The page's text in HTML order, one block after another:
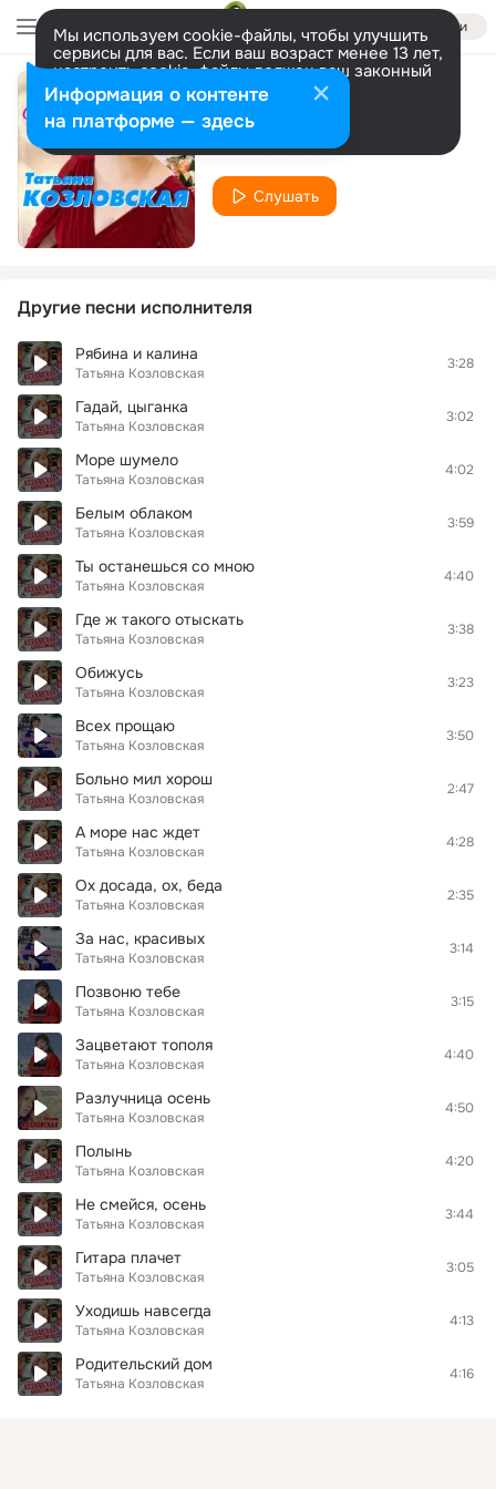
Войти
Мы используем cookie-файлы, чтобы улучшить
сервисы для вас. Если ваш возраст менее 13 лет,
настроить cookie-файлы должен ваш законный
представитель. Больше информации
Разрешить все Настроить
Суженый мой
Татьяна Козловская
Слушать
Другие песни исполнителя
Рябина и калина
Татьяна Козловская
3:28
Гадай, цыганка
Татьяна Козловская
3:02
Море шумело
Татьяна Козловская
4:02
Белым облаком
Татьяна Козловская
3:59
Ты останешься со мною
Татьяна Козловская
4:40
Где ж такого отыскать
Татьяна Козловская
3:38
Обижусь
Татьяна Козловская
3:23
Всех прощаю
Татьяна Козловская
3:50
Больно мил хорош
Татьяна Козловская
2:47
А море нас ждет
Татьяна Козловская
4:28
Ох досада, ох, беда
Татьяна Козловская
2:35
За нас, красивых
Татьяна Козловская
3:14
Позвоню тебе
Татьяна Козловская
3:15
Зацветают тополя
Татьяна Козловская
4:40
Разлучница осень
Татьяна Козловская
4:50
Полынь
Татьяна Козловская
4:20
Не смейся, осень
Татьяна Козловская
3:44
Гитара плачет
Татьяна Козловская
3:05
Уходишь навсегда
Татьяна Козловская
4:13
Родительский дом
Татьяна Козловская
4:16
Информация о контенте
на платформе — здесь